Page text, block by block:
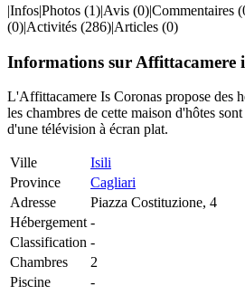
|Infos|Photos (1)|Avis (0)|Commentaires
(0)|Activités (286)|Articles (0)
Informations sur Affittacamere
L'Affittacamere Is Coronas propose des
les chambres de cette maison d'hôtes
d'une télévision à écran plat.
Ville
Isili
Province
Cagliari
Adresse
Piazza Costituzione, 4
Hébergement -
Classification -
Chambres
2
Piscine
-